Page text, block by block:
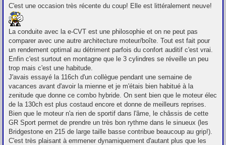
e
s
s
a
g
e
C'est une occasion très récente du coup! Elle est littéralement neuve!
La conduite avec la e-CVT est une philosophie et on ne peut pas
comparer avec une autre architecture moteur/boîte. Tout est fait pour
un rendement optimal au détriment parfois du confort auditif c'est vrai.
Enfin c'est surtout en montagne que le 3 cylindres se réveille un peu
trop mais c'est une habitude.
J'avais essayé la 116ch d'un collègue pendant une semaine de
vacances avant d'avoir la mienne et je m'étais bien habitué à la
zenitude que donne ce combo hybride. On sent bien que le moteur élec
de la 130ch est plus costaud encore et donne de meilleurs reprises.
Bien que le moteur n'a rien de sportif dans l'âme, le châssis de cette
GR Sport permet de prendre un très bon rythme dans le sinueux (les
Bridgestone en 215 de large taille basse contribue beaucoup au grip!).
C'est très plaisant à emmener dynamiquement d'autant plus que les